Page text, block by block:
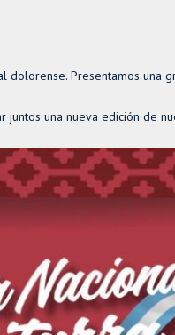
dolorense. Presentamos una
una nueva edición de